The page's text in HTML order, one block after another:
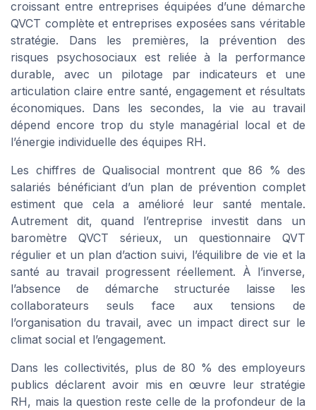
croissant entre entreprises équipées d’une démarche
QVCT complète et entreprises exposées sans véritable
stratégie. Dans les premières, la prévention des
risques psychosociaux est reliée à la performance
durable, avec un pilotage par indicateurs et une
articulation claire entre santé, engagement et résultats
économiques. Dans les secondes, la vie au travail
dépend encore trop du style managérial local et de
l’énergie individuelle des équipes RH.
Les chiffres de Qualisocial montrent que 86 % des
salariés bénéficiant d’un plan de prévention complet
estiment que cela a amélioré leur santé mentale.
Autrement dit, quand l’entreprise investit dans un
baromètre QVCT sérieux, un questionnaire QVT
régulier et un plan d’action suivi, l’équilibre de vie et la
santé au travail progressent réellement. À l’inverse,
l’absence de démarche structurée laisse les
collaborateurs seuls face aux tensions de
l’organisation du travail, avec un impact direct sur le
climat social et l’engagement.
Dans les collectivités, plus de 80 % des employeurs
publics déclarent avoir mis en œuvre leur stratégie
RH, mais la question reste celle de la profondeur de la